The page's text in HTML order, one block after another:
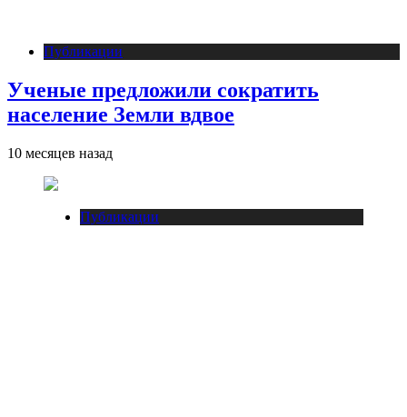
Публикации
Ученые предложили сократить
население Земли вдвое
10 месяцев назад
Публикации